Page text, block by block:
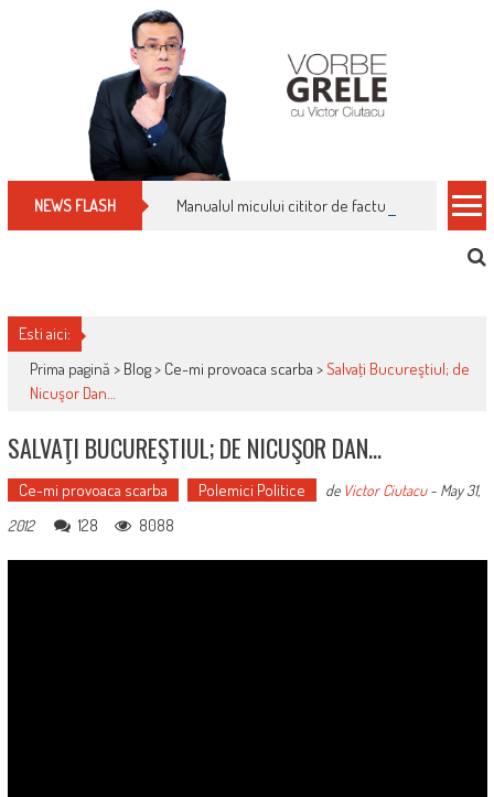
NEWS FLASH Manualul micului cititor de facturi: nu plăti
Esti aici:
Prima pagină > Blog> Ce-mi provoaca scarba >Salvaţi Bucureştiul; de
Nicuşor Dan…
SALVAŢI BUCUREŞTIUL; DE NICUŞOR DAN…
Ce-mi provoaca scarba Polemici Politice de Victor Ciutacu- May 31,
2012
128 8088